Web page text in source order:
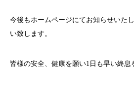
今後もホームページにてお知らせいた
い致します。
皆様の安全、健康を願い1 日も早い終息